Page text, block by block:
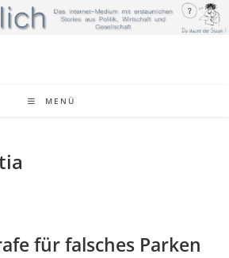
MENÜ
für falsches Parken